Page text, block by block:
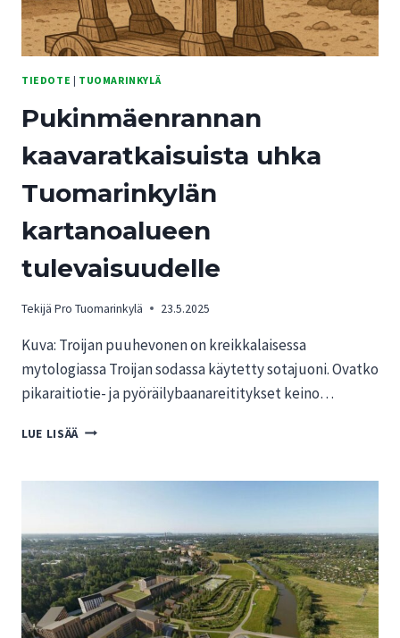
TIEDOTE | TUOMARINKYLÄ
Pukinmäenrannan
kaavaratkaisuista uhka
Tuomarinkylän
kartanoalueen
tulevaisuudelle
Tekijä Pro Tuomarinkylä 23.5.2025
Kuva: Troijan puuhevonen on kreikkalaisessa
mytologiassa Troijan sodassa käytetty sotajuoni. Ovatko
pikaraitiotie- ja pyöräilybaanareititykset keino…
LUE LISÄÄ PUKINMÄENRANNAN
TUOMARINKYLÄN